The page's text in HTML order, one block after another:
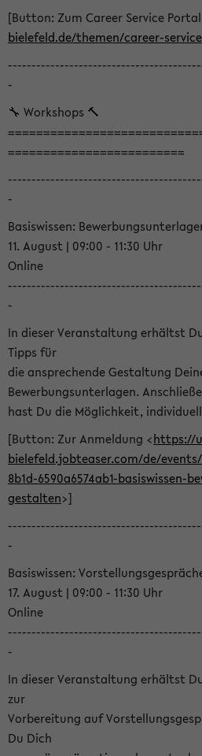
[Button: Zum Career Service
bielefeld.de/themen/career-
-
🔧 Workshops 🔨
=========================
-
Basiswissen:
11. August | 09:00 - 11:30 Uhr
Online
-
In dieser Veranstaltung erhältst
Tipps für
die ansprechende Gestaltung
Bewerbungsunterlagen.
hast Du die Möglichkeit,
[Button: Zur Anmeldung <https://
bielefeld.jobteaser.com/de/
8b1d-6590a6574ab1-basiswissen-
gestalten>]
-
Basiswissen:
17. August | 09:00 - 11:30 Uhr
Online
-
In dieser Veranstaltung erhältst
zur
Vorbereitung auf
Du Dich